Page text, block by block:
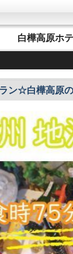
白樺高原ホ
ン☆白樺高原